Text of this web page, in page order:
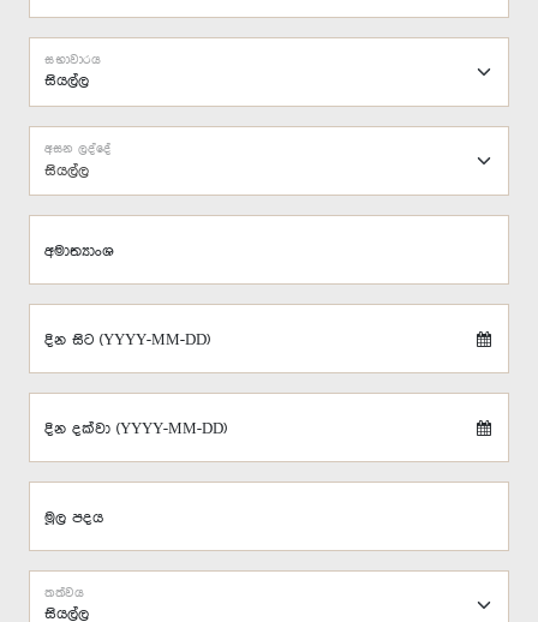
සභාවාරය
සියල්ල
අසන ලද්දේ
අමාත්‍යාංශ
දින සිට (YYYY-MM-DD)
දින දක්වා (YYYY-MM-DD)
මූල පදය
තත්වය